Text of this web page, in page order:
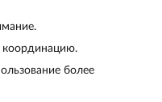
координацию.
более